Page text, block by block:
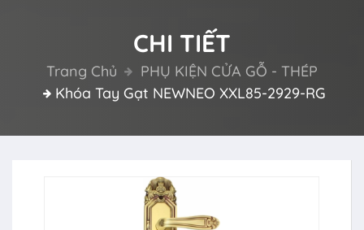
CHI TIẾT
Trang Chủ
PHỤ KIỆN CỬA GỖ - THÉP
Khóa Tay Gạt NEWNEO XXL85-2929-RG